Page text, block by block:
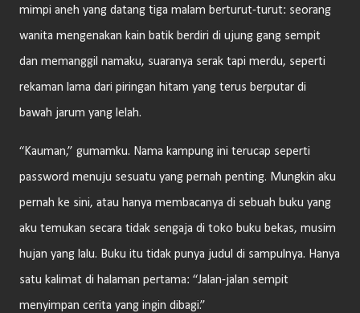
mimpi aneh yang datang tiga malam berturut-turut: seorang
wanita mengenakan kain batik berdiri di ujung gang sempit
dan memanggil namaku, suaranya serak tapi merdu, seperti
rekaman lama dari piringan hitam yang terus berputar di
bawah jarum yang lelah.
“Kauman,” gumamku. Nama kampung ini terucap seperti
password menuju sesuatu yang pernah penting. Mungkin aku
pernah ke sini, atau hanya membacanya di sebuah buku yang
aku temukan secara tidak sengaja di toko buku bekas, musim
hujan yang lalu. Buku itu tidak punya judul di sampulnya. Hanya
satu kalimat di halaman pertama: “Jalan-jalan sempit
menyimpan cerita yang ingin dibagi.”